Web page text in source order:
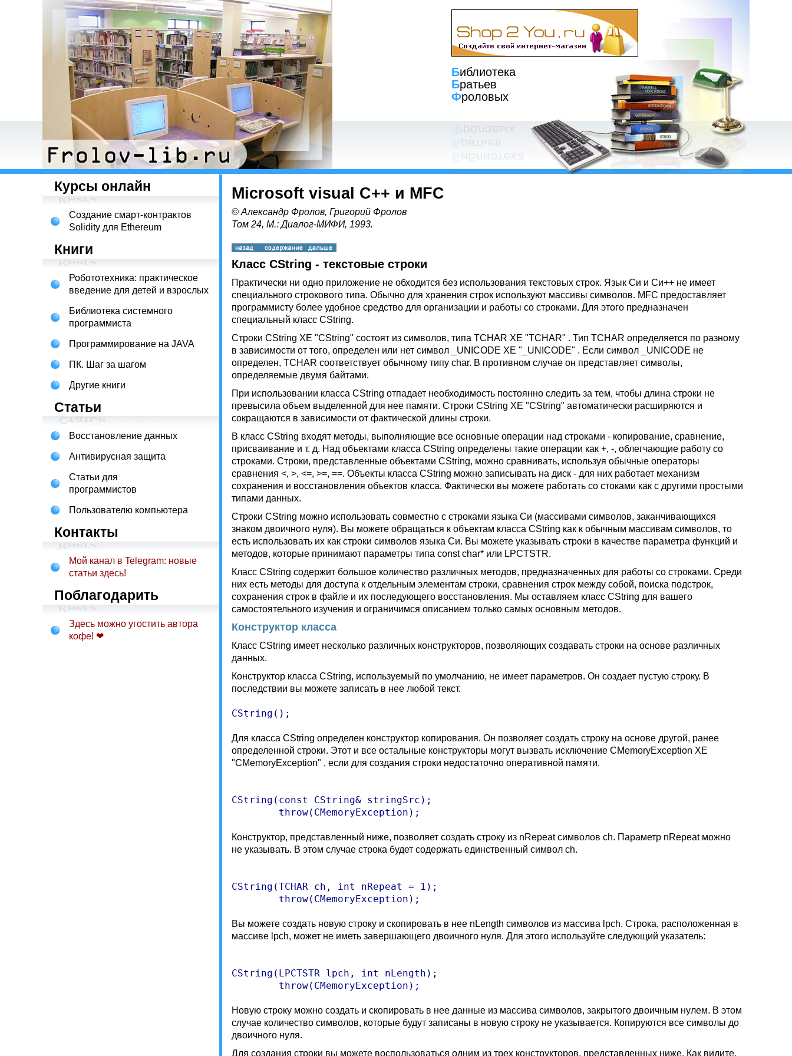
Библиотека
Братьев
Фроловых
Курсы онлайн
Создание смарт-контрактов
Solidity для Ethereum
Книги
Робототехника: практическое
введение для детей и взрослых
Библиотека системного
программиста
Программирование на JAVA
ПК. Шаг за шагом
Другие книги
Статьи
Восстановление данных
Антивирусная защита
Статьи для
программистов
Пользователю компьютера
Контакты
Мой канал в Telegram: новые
статьи здесь!
Поблагодарить
Здесь можно угостить автора
кофе! ❤
Microsoft visual C++ и MFC
© Александр Фролов, Григорий Фролов
Том 24, М.: Диалог-МИФИ, 1993.
Класс CString - текстовые строки
Практически ни одно приложение не обходится без использования текстовых строк. Язык Си и Си++ не имеет
специального строкового типа. Обычно для хранения строк используют массивы символов. MFC предоставляет
программисту более удобное средство для организации и работы со строками. Для этого предназначен
специальный класс CString.
Строки CString XE "CString" состоят из символов, типа TCHAR XE "TCHAR" . Тип TCHAR определяется по разному
в зависимости от того, определен или нет символ _UNICODE XE "_UNICODE" . Если символ _UNICODE не
определен, TCHAR соответствует обычному типу char. В противном случае он представляет символы,
определяемые двумя байтами.
При использовании класса CString отпадает необходимость постоянно следить за тем, чтобы длина строки не
превысила объем выделенной для нее памяти. Строки CString XE "CString" автоматически расширяются и
сокращаются в зависимости от фактической длины строки.
В класс CString входят методы, выполняющие все основные операции над строками - копирование, сравнение,
присваивание и т. д. Над объектами класса CString определены такие операции как +, -, облегчающие работу со
строками. Строки, представленные объектами CString, можно сравнивать, используя обычные операторы
сравнения <, >, <=, >=, ==. Объекты класса CString можно записывать на диск - для них работает механизм
сохранения и восстановления объектов класса. Фактически вы можете работать со стоками как с другими простыми
типами данных.
Строки CString можно использовать совместно с строками языка Си (массивами символов, заканчивающихся
знаком двоичного нуля). Вы можете обращаться к объектам класса CString как к обычным массивам символов, то
есть использовать их как строки символов языка Си. Вы можете указывать строки в качестве параметра функций и
методов, которые принимают параметры типа const char* или LPCTSTR.
Класс CString содержит большое количество различных методов, предназначенных для работы со строками. Среди
них есть методы для доступа к отдельным элементам строки, сравнения строк между собой, поиска подстрок,
сохранения строк в файле и их последующего восстановления. Мы оставляем класс CString для вашего
самостоятельного изучения и ограничимся описанием только самых основным методов.
Конструктор класса
Класс CString имеет несколько различных конструкторов, позволяющих создавать строки на основе различных
данных.
Конструктор класса CString, используемый по умолчанию, не имеет параметров. Он создает пустую строку. В
последствии вы можете записать в нее любой текст.
CString();
Для класса CString определен конструктор копирования. Он позволяет создать строку на основе другой, ранее
определенной строки. Этот и все остальные конструкторы могут вызвать исключение CMemoryException XE
"CMemoryException" , если для создания строки недостаточно оперативной памяти.
CString(const CString& stringSrc);
Конструктор, представленный ниже, позволяет создать строку из nRepeat символов ch. Параметр nRepeat можно
не указывать. В этом случае строка будет содержать единственный символ ch.
CString(TCHAR ch, int nRepeat = 1);
Вы можете создать новую строку и скопировать в нее nLength символов из массива lpch. Строка, расположенная в
массиве lpch, может не иметь завершающего двоичного нуля. Для этого используйте следующий указатель:
CString(LPCTSTR lpch, int nLength);
Новую строку можно создать и скопировать в нее данные из массива символов, закрытого двоичным нулем. В этом
случае количество символов, которые будут записаны в новую строку не указывается. Копируются все символы до
двоичного нуля.
Для создания строки вы можете воспользоваться одним из трех конструкторов, представленных ниже. Как видите,